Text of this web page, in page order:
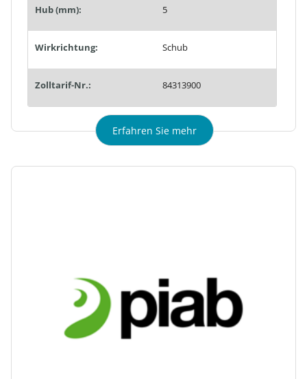
Hub (mm): 5
Wirkrichtung: Schub
Zolltarif-Nr.: 84313900
Erfahren Sie mehr